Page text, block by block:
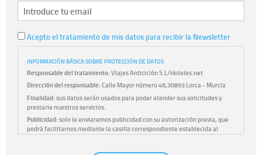
Acepto el tratamiento de mis datos para recibir la Newsletter
INFORMACIÓN BÁSICA SOBRE PROTECCIÓN DE DATOS
Responsable del tratamiento:Viajes Anticiclón S.L/Hoteles.net
Dirección del responsable:Calle Mayor número 46,30893 Lorca - Murcia
Finalidad:sus datos serán usados para poder atender sus solicitudes y
prestarle nuestros servicios.
Publicidad:solo le enviaremos publicidad con su autorización previa, que
podrá facilitarnos mediante la casilla correspondiente establecida al
únicamente trataremos sus datos con su consentimiento